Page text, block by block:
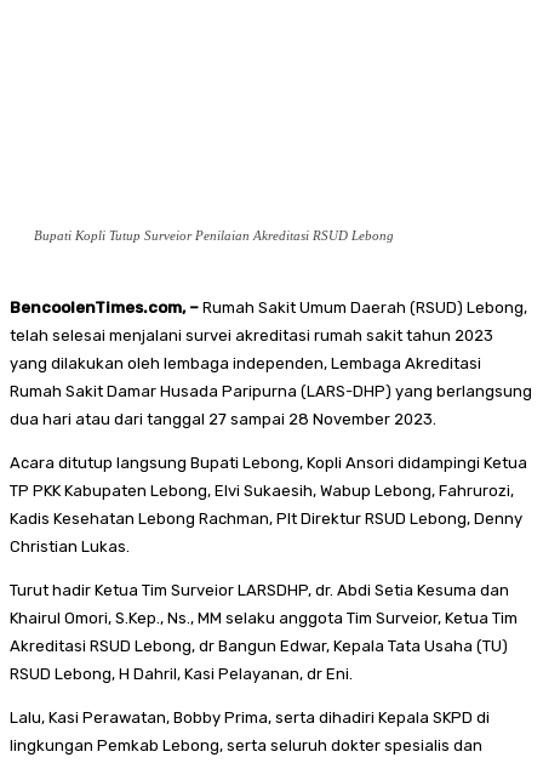
Bupati Kopli Tutup Surveior Penilaian Akreditasi RSUD Lebong
BencoolenTimes.com, – Rumah Sakit Umum Daerah (RSUD) Lebong,
telah selesai menjalani survei akreditasi rumah sakit tahun 2023
yang dilakukan oleh lembaga independen, Lembaga Akreditasi
Rumah Sakit Damar Husada Paripurna (LARS-DHP) yang berlangsung
dua hari atau dari tanggal 27 sampai 28 November 2023.
Acara ditutup langsung Bupati Lebong, Kopli Ansori didampingi Ketua
TP PKK Kabupaten Lebong, Elvi Sukaesih, Wabup Lebong, Fahrurozi,
Kadis Kesehatan Lebong Rachman, Plt Direktur RSUD Lebong, Denny
Christian Lukas.
Turut hadir Ketua Tim Surveior LARSDHP, dr. Abdi Setia Kesuma dan
Khairul Omori, S.Kep., Ns., MM selaku anggota Tim Surveior, Ketua Tim
Akreditasi RSUD Lebong, dr Bangun Edwar, Kepala Tata Usaha (TU)
RSUD Lebong, H Dahril, Kasi Pelayanan, dr Eni.
Lalu, Kasi Perawatan, Bobby Prima, serta dihadiri Kepala SKPD di
lingkungan Pemkab Lebong, serta seluruh dokter spesialis dan